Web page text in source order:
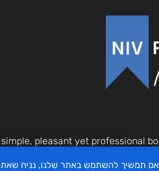
pleasant yet professional
אם תמשיך להשתמש באתר שלנו, נניח